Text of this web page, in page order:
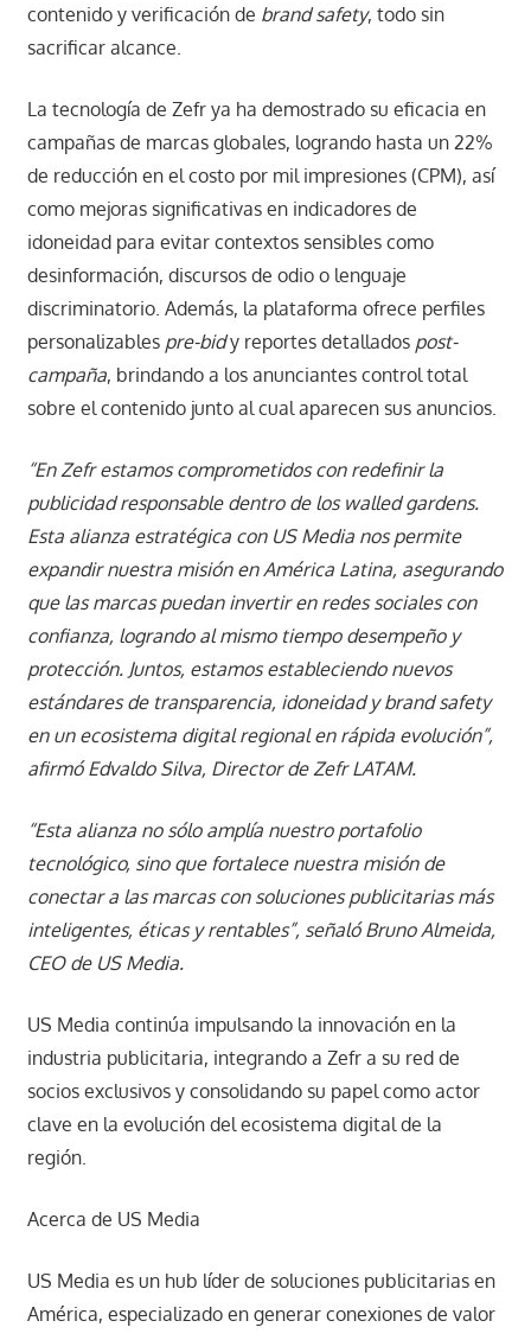
contenido y verificación de brand safety, todo sin
sacrificar alcance.
La tecnología de Zefr ya ha demostrado su eficacia en
campañas de marcas globales, logrando hasta un 22%
de reducción en el costo por mil impresiones (CPM), así
como mejoras significativas en indicadores de
idoneidad para evitar contextos sensibles como
desinformación, discursos de odio o lenguaje
discriminatorio. Además, la plataforma ofrece perfiles
personalizables pre-bidy reportes detallados post-
campaña, brindando a los anunciantes control total
sobre el contenido junto al cual aparecen sus anuncios.
“En Zefr estamos comprometidos con redefinir la
publicidad responsable dentro de los walled gardens.
Esta alianza estratégica con US Media nos permite
expandir nuestra misión en América Latina, asegurando
que las marcas puedan invertir en redes sociales con
confianza, logrando al mismo tiempo desempeño y
protección. Juntos, estamos estableciendo nuevos
estándares de transparencia, idoneidad y brand safety
en un ecosistema digital regional en rápida evolución”,
afirmó Edvaldo Silva, Director de Zefr LATAM.
“Esta alianza no sólo amplía nuestro portafolio
tecnológico, sino que fortalece nuestra misión de
conectar a las marcas con soluciones publicitarias más
inteligentes, éticas y rentables”, señaló Bruno Almeida,
CEO deUS Media.
US Media continúa impulsando la innovación en la
industria publicitaria, integrando a Zefr a su red de
socios exclusivos y consolidando su papel como actor
clave en la evolución del ecosistema digital de la
región.
Acerca de US Media
US Media es un hub líder de soluciones publicitarias en
América, especializado en generar conexiones de valor